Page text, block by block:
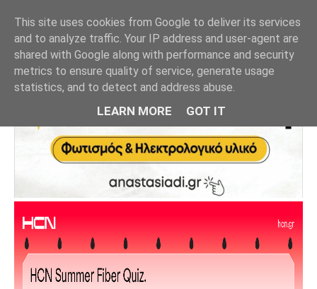
This site uses cookies from Google to deliver its services
and to analyze traffic. Your IP address and user-agent are
shared with Google along with performance and security
metrics to ensure quality of service, generate usage
statistics, and to detect and address abuse.
LEARN MORE GOT IT